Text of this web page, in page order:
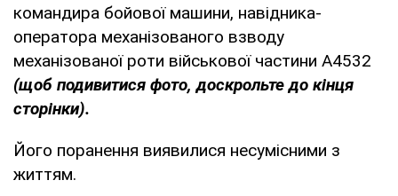
командира бойової машини, навідника-
оператора механізованого взводу
механізованої роти військової частини А4532
(щоб подивитися фото, доскрольте до кінця
сторінки).
Його поранення виявилися несумісними з
життям.